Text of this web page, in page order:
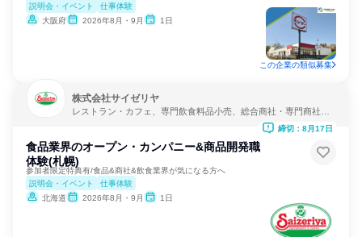
説明会・イベント
仕事体験
大阪府
2026年8月・9月 1日
この企業の類似募集
株式会社サイゼリヤ
レストラン・カフェ、専門飲食料品小売、総合商社・専門商社・
食品業界のオープン・カンパニー&商品開発職
体験(札幌)
参加者限定特典有/食品&商社&飲食業界が気になる方へ
説明会・イベント
仕事体験
北海道
2026年8月・9月 1日
締切：8月17日